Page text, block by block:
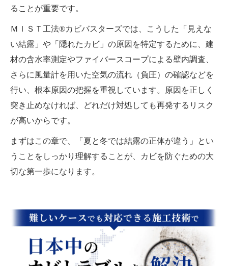
ることが重要です。
ＭＩＳＴ工法®カビバスターズでは、こうした「見えな
い結露」や「隠れたカビ」の原因を特定するために、建
材の含水率測定やファイバースコープによる壁内調査、
さらに風量計を用いた空気の流れ（負圧）の確認などを
行い、根本原因の把握を重視しています。原因を正しく
突き止めなければ、どれだけ対処しても再発するリスク
が高いからです。
まずはこの章で、「夏と冬では結露の正体が違う」とい
うことをしっかり理解することが、カビを防ぐための大
切な第一歩になります。